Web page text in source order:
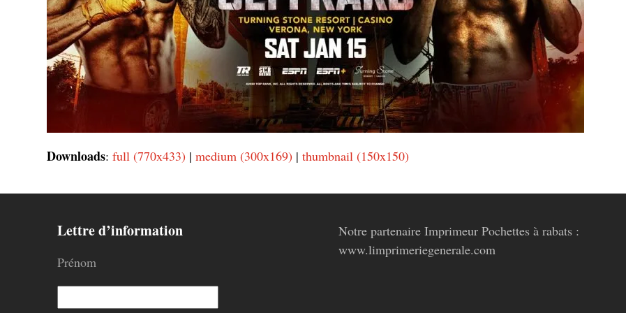
Downloads:full (770x433) |medium (300x169) |thumbnail (150x150)
Lettre d’information
Prénom
Notre partenaire Imprimeur Pochettes à rabats :
www.limprimeriegenerale.com